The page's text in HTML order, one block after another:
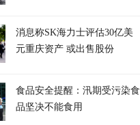
消息称SK海力士评估30亿美
元重庆资产 或出售股份
食品安全提醒：汛期受污染食
品坚决不能食用